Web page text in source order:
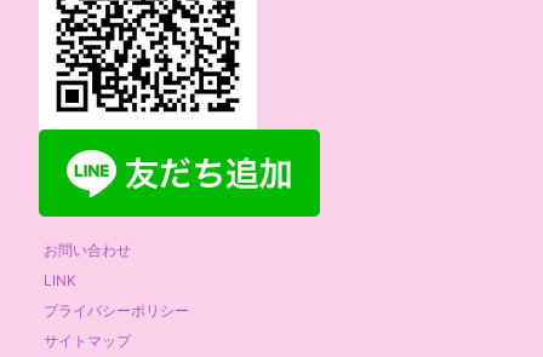
お問い合わせ
LINK
プライバシーポリシー
サイトマップ